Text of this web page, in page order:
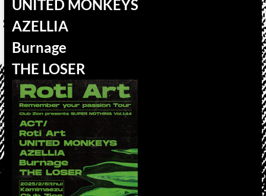
UNITED MONKEYS
AZELLIA
Burnage
THE LOSER